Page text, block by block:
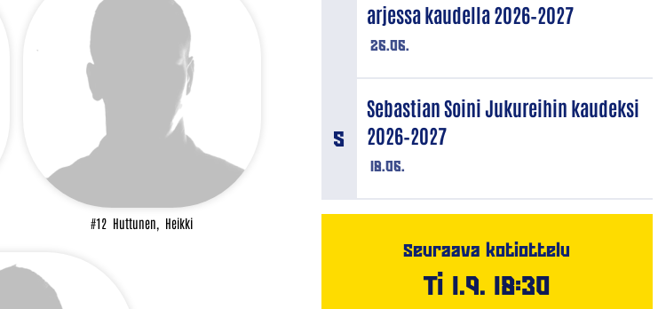
#12 Huttunen, Heikki
26.06.
arjessa kaudella 2026–2027
18.06.
Sebastian Soini Jukureihin kaudeksi
2026–2027
Seuraava kotiottelu
Ti 1.9. 18:30